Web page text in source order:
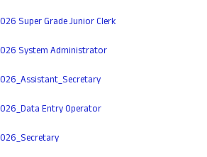
Super Grade Junior Clerk
System Administrator
Entry Operator